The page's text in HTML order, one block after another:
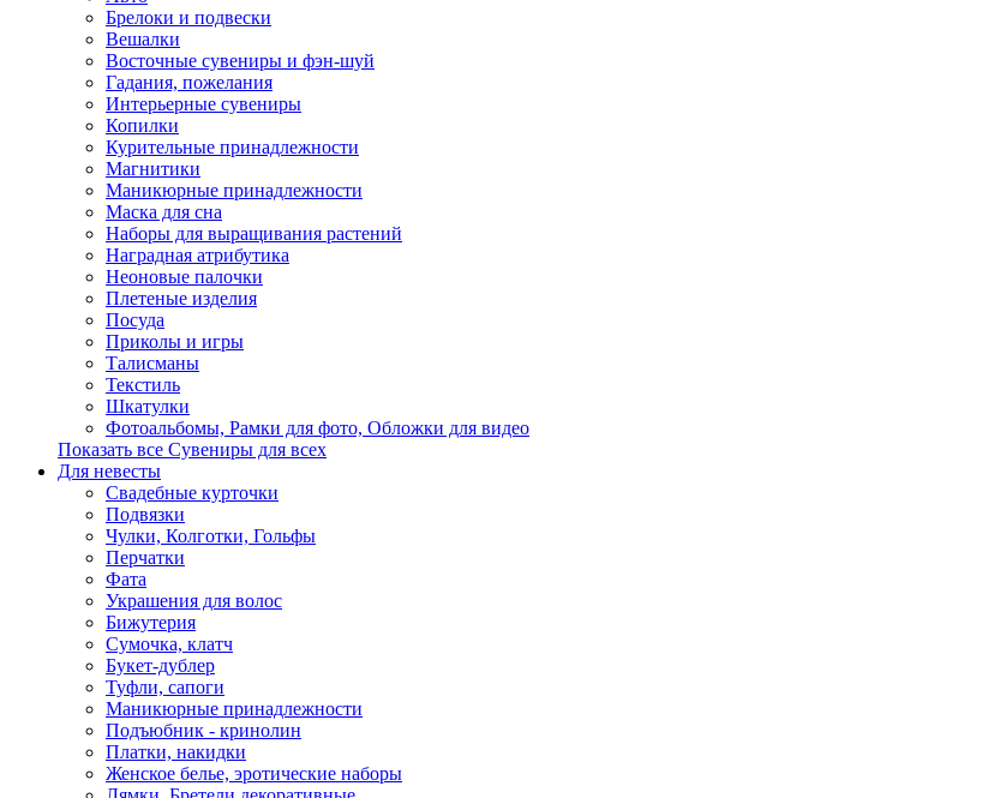
Брелоки и подвески
Вешалки
Восточные сувениры и фэн-шуй
Гадания, пожелания
Интерьерные сувениры
Копилки
Курительные принадлежности
Магнитики
Маникюрные принадлежности
Маска для сна
Наборы для выращивания растений
Наградная атрибутика
Неоновые палочки
Плетеные изделия
Посуда
Приколы и игры
Талисманы
Текстиль
Шкатулки
Фотоальбомы, Рамки для фото, Обложки для видео
Показать все Сувениры для всех
Для невесты
Свадебные курточки
Подвязки
Чулки, Колготки, Гольфы
Перчатки
Фата
Украшения для волос
Бижутерия
Сумочка, клатч
Букет-дублер
Туфли, сапоги
Маникюрные принадлежности
Подъюбник - кринолин
Платки, накидки
Женское белье, эротические наборы